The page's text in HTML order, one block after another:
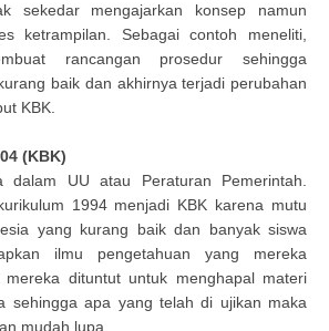
sekedar mengajarkan konsep namun
ketrampilan. Sebagai contoh meneliti,
rancangan prosedur sehingga
baik dan akhirnya terjadi perubahan
KBK.
(KBK)
dalam UU atau Peraturan Pemerintah.
1994 menjadi KBK karena mutu
yang kurang baik dan banyak siswa
ilmu pengetahuan yang mereka
dituntut untuk menghapal materi
sehingga apa yang telah di ujikan maka
mudah lupa.